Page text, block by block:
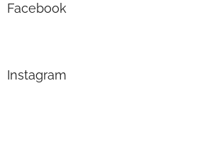
Facebook
Instagram